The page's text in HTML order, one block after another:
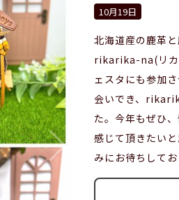
10月19日
北海道産の鹿革
rikarika-na(リカ
ェスタにも参加
会いでき、
た。今年もぜひ
感じて頂きたい
みにお待ちして